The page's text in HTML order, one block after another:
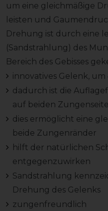
um eine gleichmäßige
leisten und
Drehung ist durch eine
(Sandstrahlung) des
Bereich des Gebisses
innovatives Gelenk,
dadurch ist die
auf beiden
dies ermöglicht eine
beide Zungenränder
hilft der natürlichen
entgegenzuwirken
Sandstrahlung
Drehung des Gelenks
zungenfreundlich